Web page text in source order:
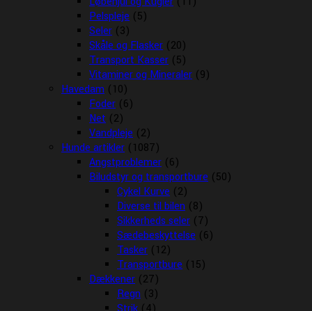
Pelspleje (5)
Seler (3)
Skåle og Flasker (20)
Transport Kasser (5)
Vitaminer og Mineraler (9)
Havedam (10)
Foder (6)
Net (2)
Vandpleje (2)
Hunde artikler (1087)
Angstproblemer (6)
Biludstyr og transportbure (50)
Cykel Kurve (2)
Diverse til bilen (8)
Sikkerheds seler (7)
Sædebeskyttelse (6)
Tasker (12)
Transportbure (15)
Dækkener (27)
Regn (3)